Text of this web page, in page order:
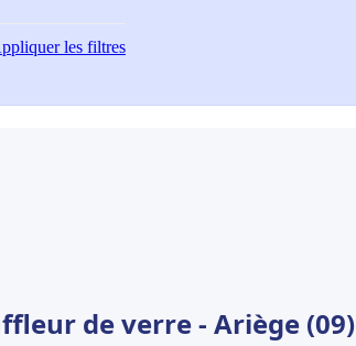
les filtres
de verre - Ariège (09)